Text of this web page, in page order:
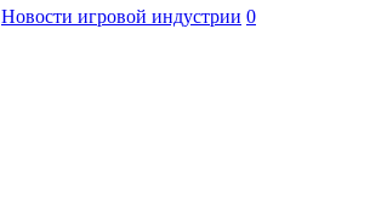
Новости игровой индустрии 0